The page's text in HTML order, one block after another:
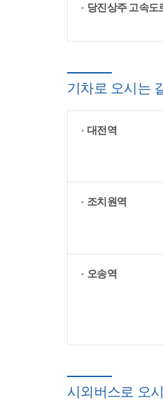
당진상주 고속도
기차로 오시는
대전역
조치원역
오송역
시외버스로 오